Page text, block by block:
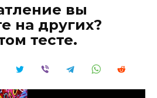
вы
на других?
тесте.